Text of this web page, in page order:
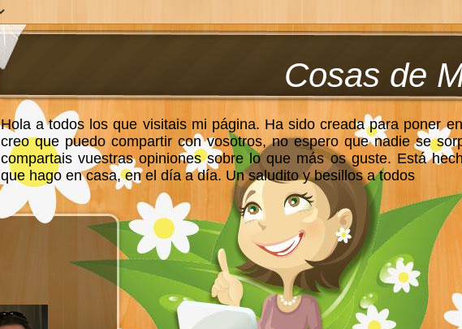
Cosas de
Hola a todos los que visitais mi página. Ha sido creada para poner
creo que puedo compartir con vosotros, no espero que nadie se
compartais vuestras opiniones sobre lo que más os guste. Está
que hago en casa, en el día a día. Un saludito y besillos a todos